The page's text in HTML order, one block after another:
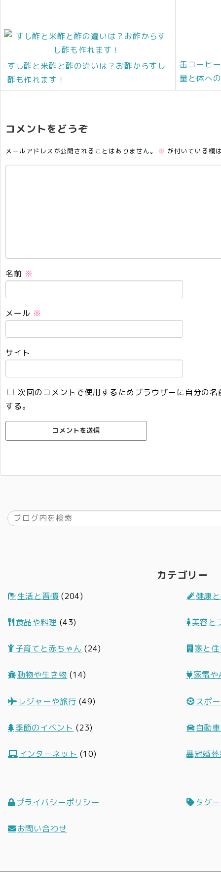
すし酢と米酢と酢の違いは？お酢からすし
酢も作れます！
缶コーヒ
量と体へ
コメントをどうぞ
メールアドレスが公開されることはありません。 ※ が付いている欄
名前 ※
メール ※
サイト
次回のコメントで使用するためブラウザーに自分の
する。
カテゴリー
生活と習慣 (204) 健康
食品や料理 (43) 美容と
子育てと赤ちゃん (24) 家と
動物や生き物 (14) 家電や
レジャーや旅行 (49) スポ
季節のイベント (23) 自動
インターネット (10) 冠婚
プライバシーポリシー タグ
お問い合わせ